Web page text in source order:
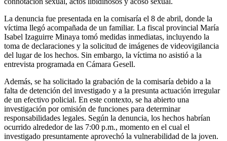
La denuncia fue presentada en la comisaría el 8 de abril, donde la
víctima llegó acompañada de un familiar. La fiscal provincial María
Isabel Izaguirre Minaya tomó medidas inmediatas, incluyendo la
toma de declaraciones y la solicitud de imágenes de videovigilancia
del lugar de los hechos. Sin embargo, la víctima no asistió a la
entrevista programada en Cámara Gesell.
Además, se ha solicitado la grabación de la comisaría debido a la
falta de detención del investigado y a la presunta actuación irregular
de un efectivo policial. En este contexto, se ha abierto una
investigación por omisión de funciones para determinar
responsabilidades legales. Según la denuncia, los hechos habrían
ocurrido alrededor de las 7:00 p.m., momento en el cual el
investigado presuntamente aprovechó la vulnerabilidad de la joven.